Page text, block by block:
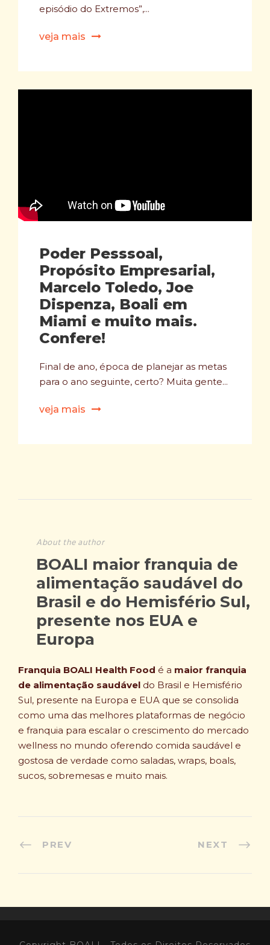
episódio do Extremos”,...
veja mais
Poder Pesssoal,
Propósito Empresarial,
Marcelo Toledo, Joe
Dispenza, Boali em
Miami e muito mais.
Confere!
Final de ano, época de planejar as metas
para o ano seguinte, certo? Muita gente...
veja mais
About the author
BOALI maior franquia de
alimentação saudável do
Brasil e do Hemisfério Sul,
presente nos EUA e
Europa
Franquia BOALI Health Food é a maior franquia
de alimentação saudável do Brasil e Hemisfério
Sul, presente na Europa e EUA que se consolida
como uma das melhores plataformas de negócio
e franquia para escalar o crescimento do mercado
wellness no mundo oferendo comida saudável e
gostosa de verdade como saladas, wraps, boals,
sucos, sobremesas e muito mais.
PREV NEXT